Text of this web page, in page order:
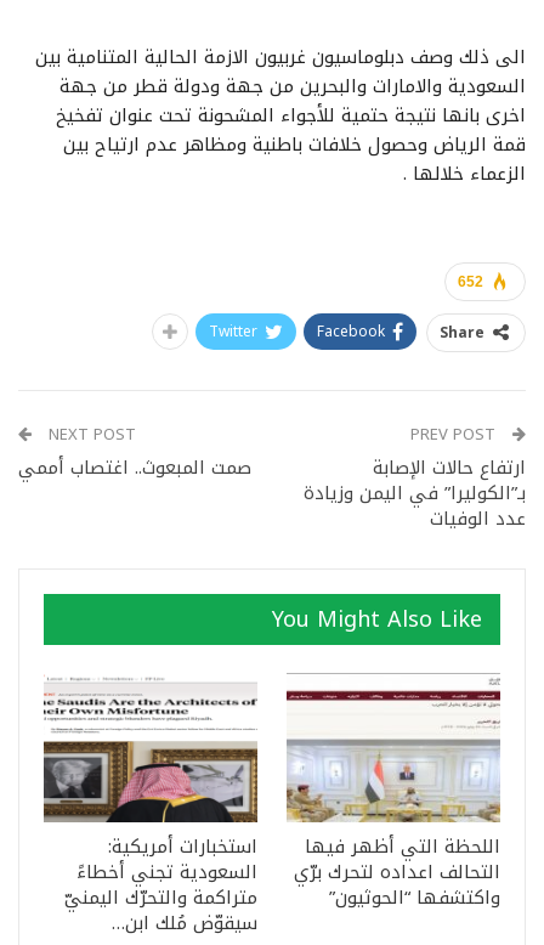
الى ذلك وصف دبلوماسيون غربيون الازمة الحالية المتنامية بين
السعودية والامارات والبحرين من جهة ودولة قطر من جهة
اخرى بانها نتيجة حتمية للأجواء المشحونة تحت عنوان تفخيخ
قمة الرياض وحصول خلافات باطنية ومظاهر عدم ارتياح بين
الزعماء خلالها .
652
Share
Facebook
Twitter
ارتفاع حالات الإصابة
بـ”الكوليرا” في اليمن وزيادة
عدد الوفيات
NEXT POST
صمت المبعوث.. اغتصاب أممي
You Might Also Like
اللحظة التي أظهر فيها
التحالف اعداده لتحرك برّي
واكتشفها “الحوثيون”
استخبارات أمريكية:
السعودية تجني أخطاءً
متراكمة والتحرّك اليمنيّ
سيقوّض مُلك ابن…